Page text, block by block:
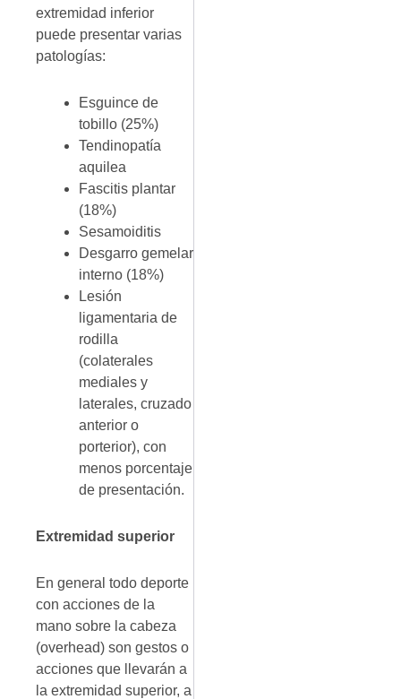
extremidad inferior
puede presentar varias
patologías:
Esguince de
tobillo (25%)
Tendinopatía
aquilea
Fascitis plantar
(18%)
Sesamoiditis
Desgarro gemelar
interno (18%)
Lesión
ligamentaria de
rodilla
(colaterales
mediales y
laterales, cruzado
anterior o
porterior), con
menos porcentaje
de presentación.
Extremidad superior
En general todo deporte
con acciones de la
mano sobre la cabeza
(overhead) son gestos o
acciones que llevarán a
la extremidad superior, a